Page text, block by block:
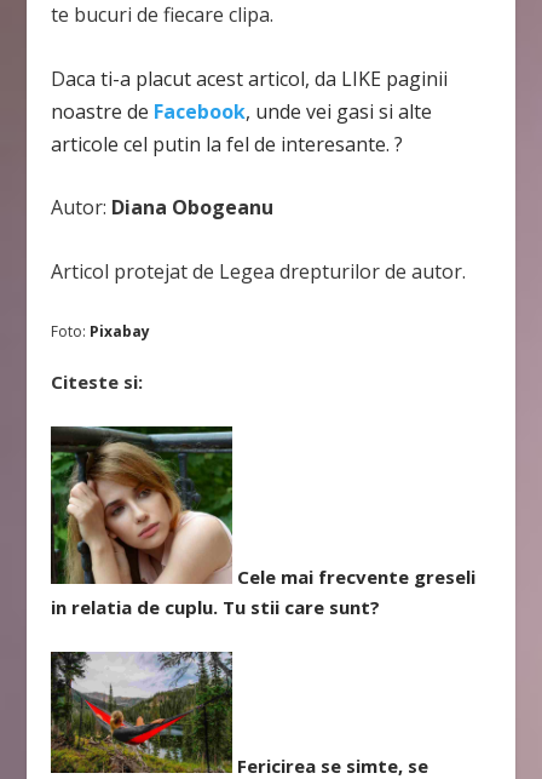
te bucuri de fiecare clipa.
Daca ti-a placut acest articol, da LIKE paginii
noastre de Facebook, unde vei gasi si alte
articole cel putin la fel de interesante. ?
Autor: Diana Obogeanu
Articol protejat de Legea drepturilor de autor.
Foto: Pixabay
Citeste si:
Cele mai frecvente greseli
in relatia de cuplu. Tu stii care sunt?
Fericirea se simte, se